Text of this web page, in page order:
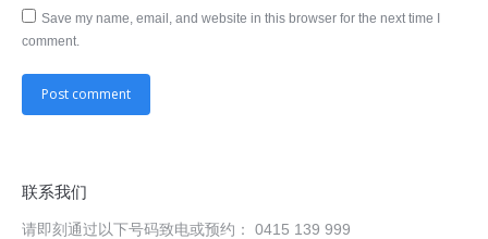
Save my name, email, and website in this browser for the next time I
comment.
Post comment
联系我们
请即刻通过以下号码致电或预约： 0415 139 999